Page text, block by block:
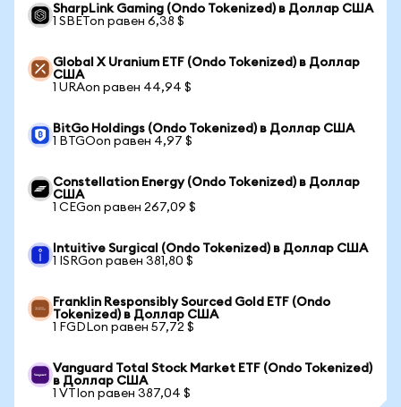
SharpLink Gaming (Ondo Tokenized) в Доллар США
1 SBETon равен 6,38 $
Global X Uranium ETF (Ondo Tokenized) в Доллар
США
1 URAon равен 44,94 $
BitGo Holdings (Ondo Tokenized) в Доллар США
1 BTGOon равен 4,97 $
Constellation Energy (Ondo Tokenized) в Доллар
США
1 CEGon равен 267,09 $
Intuitive Surgical (Ondo Tokenized) в Доллар США
1 ISRGon равен 381,80 $
Franklin Responsibly Sourced Gold ETF (Ondo
Tokenized) в Доллар США
1 FGDLon равен 57,72 $
Vanguard Total Stock Market ETF (Ondo Tokenized)
в Доллар США
1 VTIon равен 387,04 $